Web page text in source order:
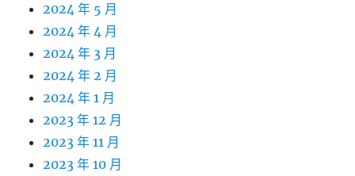
2024 年 5 月
2024 年 4 月
2024 年 3 月
2024 年 2 月
2024 年 1 月
2023 年 12 月
2023 年 11 月
2023 年 10 月